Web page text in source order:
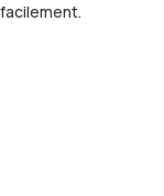
facilement.